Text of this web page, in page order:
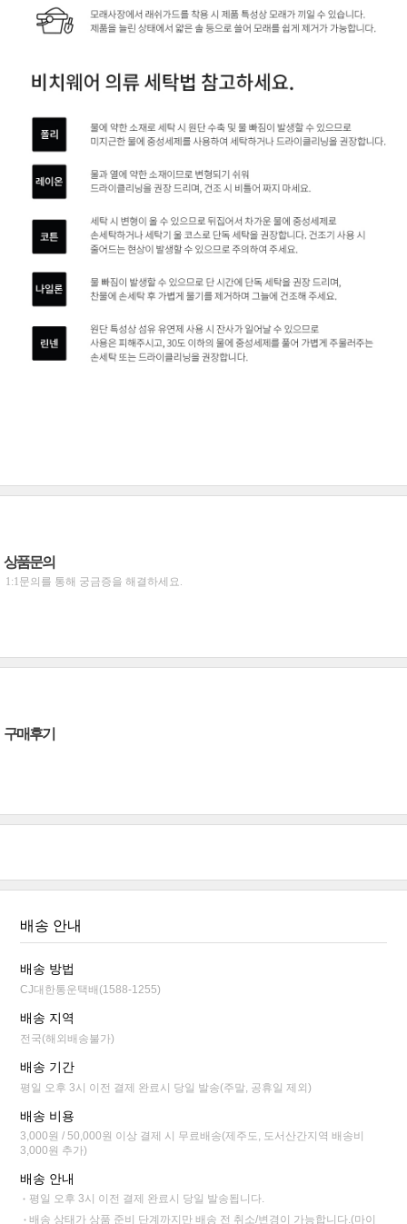
상품문의
1:1문의를 통해 궁금증을 해결하세요.
구매후기
배송 안내
배송 방법
CJ대한통운택배(1588-1255)
배송 지역
전국(해외배송불가)
배송 기간
평일 오후 3시 이전 결제 완료시 당일 발송(주말, 공휴일 제외)
배송 비용
3,000원 / 50,000원 이상 결제 시 무료배송(제주도, 도서산간지역 배송비
3,000원 추가)
배송 안내
평일 오후 3시 이전 결제 완료시 당일 발송됩니다.
배송 상태가 상품 준비 단계까지만 배송 전 취소/변경이 가능합니다.(마이